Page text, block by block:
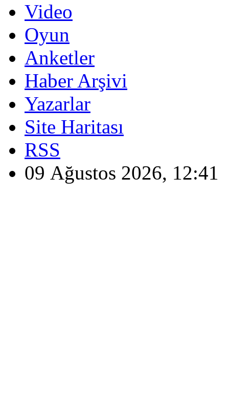
Video
Oyun
Anketler
Haber Arşivi
Yazarlar
Site Haritası
RSS
09 Ağustos 2026, 12:41